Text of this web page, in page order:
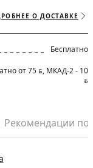
О ДОСТАВКЕ
Бесплатно
от 75 BYN, МКАД-2 - 10
BYN
Рекомендации